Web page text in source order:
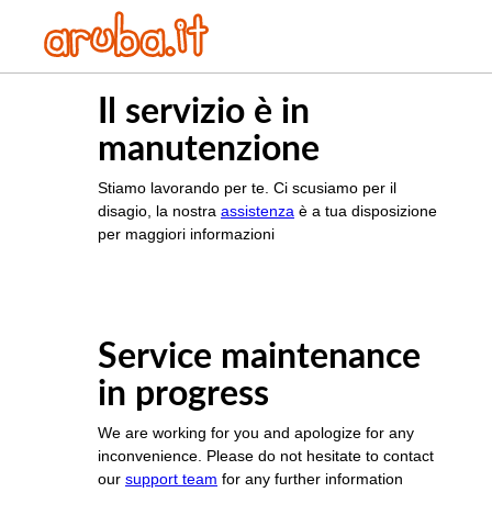
Il servizio è in
manutenzione
Stiamo lavorando per te. Ci scusiamo per il
disagio, la nostra assistenza è a tua disposizione
per maggiori informazioni
Service maintenance
in progress
We are working for you and apologize for any
inconvenience. Please do not hesitate to contact
our support team for any further information